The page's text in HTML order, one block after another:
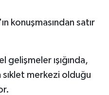
konuşmasından satır
gelişmeler ışığında,
sıklet merkezi olduğu